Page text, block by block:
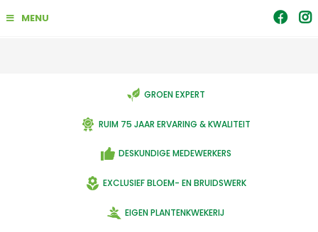
GROEN EXPERT
RUIM 75 JAAR ERVARING & KWALITEIT
DESKUNDIGE MEDEWERKERS
EXCLUSIEF BLOEM- EN BRUIDSWERK
EIGEN PLANTENKWEKERIJ
MENU